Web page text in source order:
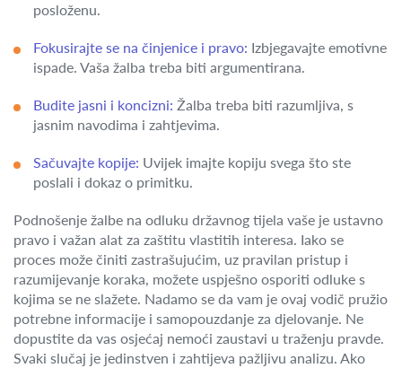
posloženu.
Fokusirajte se na činjenice i pravo: Izbjegavajte emotivne
ispade. Vaša žalba treba biti argumentirana.
Budite jasni i koncizni: Žalba treba biti razumljiva, s
jasnim navodima i zahtjevima.
Sačuvajte kopije: Uvijek imajte kopiju svega što ste
poslali i dokaz o primitku.
Podnošenje žalbe na odluku državnog tijela vaše je ustavno
pravo i važan alat za zaštitu vlastitih interesa. Iako se
proces može činiti zastrašujućim, uz pravilan pristup i
razumijevanje koraka, možete uspješno osporiti odluke s
kojima se ne slažete. Nadamo se da vam je ovaj vodič pružio
potrebne informacije i samopouzdanje za djelovanje. Ne
dopustite da vas osjećaj nemoći zaustavi u traženju pravde.
Svaki slučaj je jedinstven i zahtijeva pažljivu analizu. Ako